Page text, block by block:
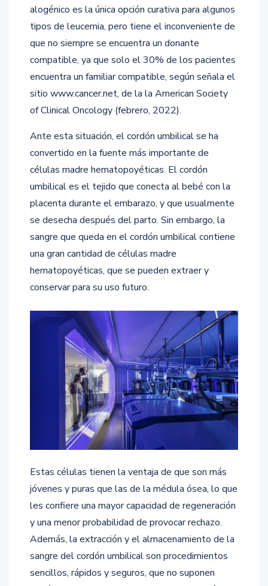
alogénico es la única opción curativa para algunos
tipos de leucemia, pero tiene el inconveniente de
que no siempre se encuentra un donante
compatible, ya que solo el 30% de los pacientes
encuentra un familiar compatible, según señala el
sitio www.cancer.net, de la la American Society
of Clinical Oncology (febrero, 2022).
Ante esta situación, el cordón umbilical se ha
convertido en la fuente más importante de
células madre hematopoyéticas. El cordón
umbilical es el tejido que conecta al bebé con la
placenta durante el embarazo, y que usualmente
se desecha después del parto. Sin embargo, la
sangre que queda en el cordón umbilical contiene
una gran cantidad de células madre
hematopoyéticas, que se pueden extraer y
conservar para su uso futuro.
Estas células tienen la ventaja de que son más
jóvenes y puras que las de la médula ósea, lo que
les confiere una mayor capacidad de regeneración
y una menor probabilidad de provocar rechazo.
Además, la extracción y el almacenamiento de la
sangre del cordón umbilical son procedimientos
sencillos, rápidos y seguros, que no suponen